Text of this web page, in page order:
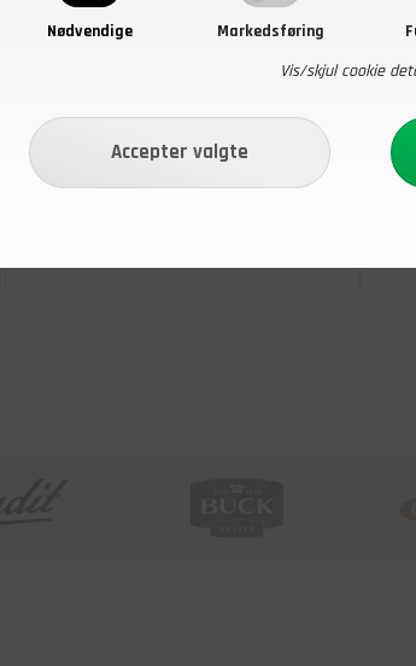
Nødvendige Markedsføring
Vis/skjul cookie
DKK
Bæltetaske i camouflage